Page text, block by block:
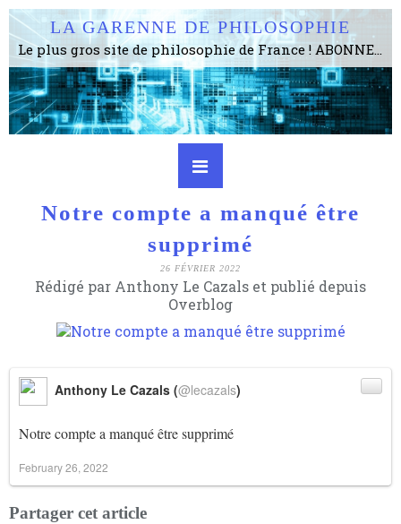
LA GARENNE DE PHILOSOPHIE
Le plus gros site de philosophie de France ! ABONNEZ-VOUS ! 4115 Articles, 1634 abonné·e·s, depuis 2006 . . . . . . . . 2 852 214 pages vues jusqu'à présent. Prestance et être apte à un plus grand nombre de choses.
Notre compte a manqué être
supprimé
26 FÉVRIER 2022
Rédigé par Anthony Le Cazals et publié depuis
Overblog
Notre compte a manqué être supprimé
Anthony Le Cazals (@lecazals)
February 26, 2022
Partager cet article